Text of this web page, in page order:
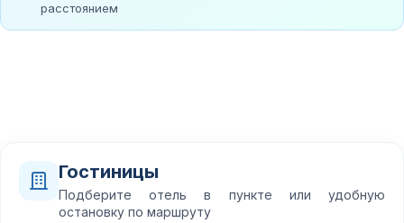
расстоянием
Гостиницы
Подберите отель в пункте или удобную
остановку по маршруту